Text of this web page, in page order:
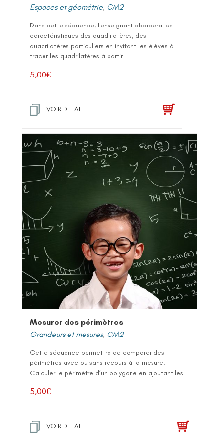
Espaces et géométrie, CM2
Dans cette séquence, l'enseignant abordera les
caractéristiques des quadrilatères, des
quadrilatères particuliers en invitant les élèves à
tracer les quadrilatères à partir...
5,00€
VOIR DETAIL
Mesurer des périmètres
Grandeurs et mesures, CM2
Cette séquence permettra de comparer des
périmètres avec ou sans recours à la mesure.
Calculer le périmètre d’un polygone en ajoutant les...
5,00€
VOIR DETAIL